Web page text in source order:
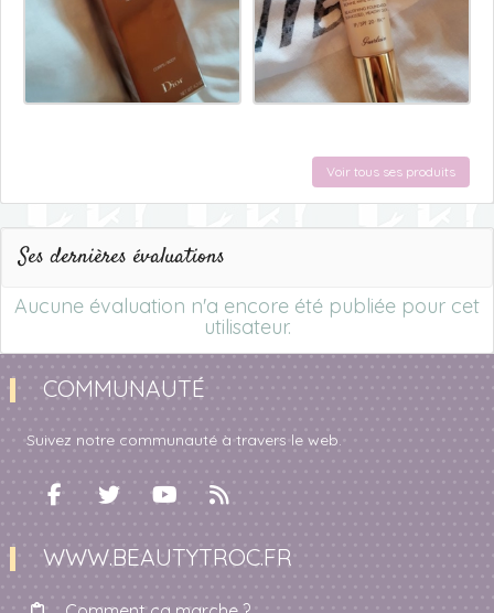
Voir tous ses produits
Ses dernières évaluations
Aucune évaluation n'a encore été publiée pour cet
utilisateur.
COMMUNAUTÉ
Suivez notre communauté à travers le web.
WWW.BEAUTYTROC.FR